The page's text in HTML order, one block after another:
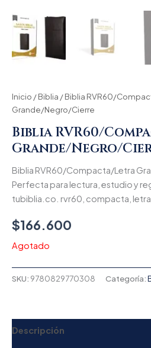
Inicio /Biblia / Biblia RVR60/
Grande/Negro/Cierre
Biblia RVR60/
Grande/Negro/
Biblia RVR60/Compacta/Letra
Perfecta para lectura, estudio y
tubiblia.co. rvr60, compacta,
$166.600
Agotado
SKU: 9780829770308 Categoría:
Descripción